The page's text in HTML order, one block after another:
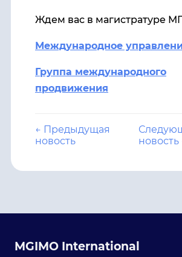
Ждем вас в магистратуре
Международное
Группа международного
продвижения
← Предыдущая
новость
новость
MGIMO International